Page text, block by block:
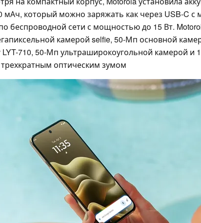
мАч, который можно заряжать как через USB-C
беспроводной сети с мощностью до 15 Вт.
камерой selfie, 50-Мп основной
710, 50-Мп ультраширокоугольной камерой и
оптическим зумом